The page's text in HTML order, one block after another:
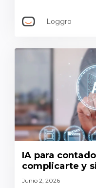
Loggro
IA para
complicarte y
Junio 2, 2026